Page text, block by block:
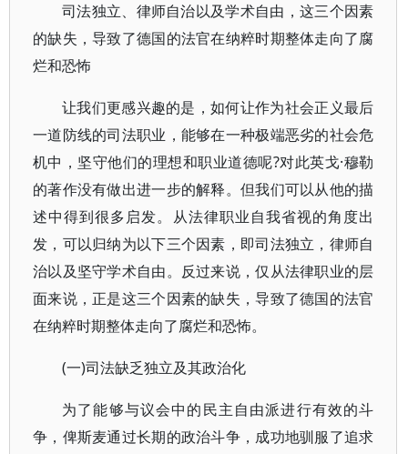
司法独立、律师自治以及学术自由，这三个因素
的缺失，导致了德国的法官在纳粹时期整体走向了腐
烂和恐怖
让我们更感兴趣的是，如何让作为社会正义最后
一道防线的司法职业，能够在一种极端恶劣的社会危
机中，坚守他们的理想和职业道德呢?对此英戈·穆勒
的著作没有做出进一步的解释。但我们可以从他的描
述中得到很多启发。从法律职业自我省视的角度出
发，可以归纳为以下三个因素，即司法独立，律师自
治以及坚守学术自由。反过来说，仅从法律职业的层
面来说，正是这三个因素的缺失，导致了德国的法官
在纳粹时期整体走向了腐烂和恐怖。
(一)司法缺乏独立及其政治化
为了能够与议会中的民主自由派进行有效的斗
争，俾斯麦通过长期的政治斗争，成功地驯服了追求